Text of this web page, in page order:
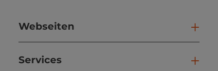
Webseiten
Services